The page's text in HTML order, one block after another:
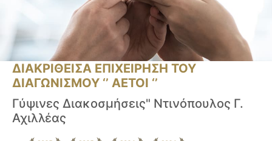
ΔΙΑΚΡΙΘΕΙΣΑ ΕΠΙΧΕΙΡΗΣΗ ΤΟΥ
ΔΙΑΓΩΝΙΣΜΟΥ ‘’ ΑΕΤΟΙ ‘’
Γύψινες Διακοσμήσεις" Ντινόπουλος Γ.
Αχιλλέας